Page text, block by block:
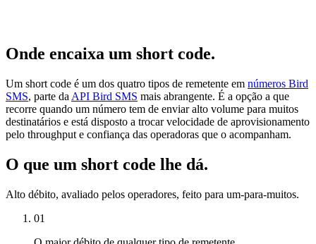
Onde encaixa um short code.
Um short code é um dos quatro tipos de remetente em números Bird
SMS, parte da API Bird SMS mais abrangente. É a opção a que
recorre quando um número tem de enviar alto volume para muitos
destinatários e está disposto a trocar velocidade de aprovisionamento
pelo throughput e confiança das operadoras que o acompanham.
O que um short code lhe dá.
Alto débito, avaliado pelos operadores, feito para um-para-muitos.
01